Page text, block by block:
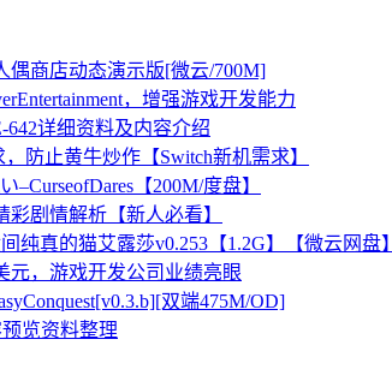
偶商店动态演示版[微云/700M]
，增强游戏开发能力
详细资料及内容介绍
防止黄牛炒作【Switch新机需求】
–CurseofDares【200M/度盘】
剧情解析【新人必看】
纯真的猫艾露莎v0.253【1.2G】【微云网盘】
元，游戏开发公司业绩亮眼
双端475M/OD]
览资料整理